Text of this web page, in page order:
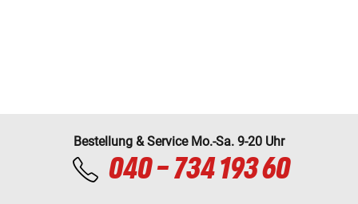
Bestellung & Service Mo.-Sa. 9-20 Uhr
040 - 734 193 60